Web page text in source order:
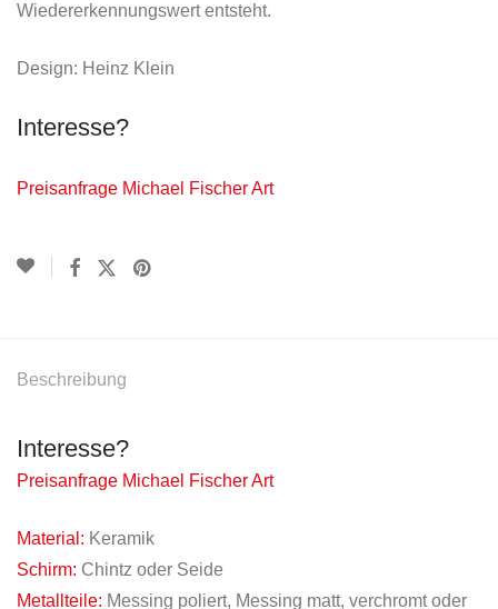
Wiedererkennungswert entsteht.
Design: Heinz Klein
Interesse?
Preisanfrage Michael Fischer Art
Beschreibung
Interesse?
Preisanfrage Michael Fischer Art
Material: Keramik
Schirm: Chintz oder Seide
Metallteile: Messing poliert, Messing matt, verchromt oder